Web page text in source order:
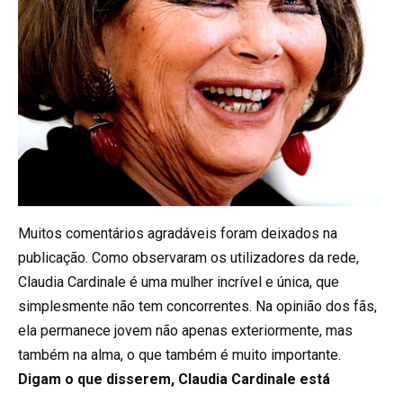
Muitos comentários agradáveis foram deixados na
publicação. Como observaram os utilizadores da rede,
Claudia Cardinale é uma mulher incrível e única, que
simplesmente não tem concorrentes. Na opinião dos fãs,
ela permanece jovem não apenas exteriormente, mas
também na alma, o que também é muito importante.
Digam o que disserem, Claudia Cardinale está